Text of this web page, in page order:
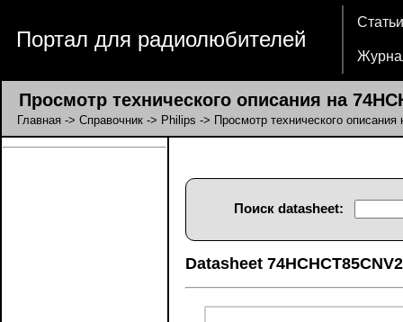
Портал для радиолюбителей
Статьи
Просмотр технического описания на
Главная -> Справочник -> Philips -> Просмотр технического описания
Поиск datasheet:
Datasheet